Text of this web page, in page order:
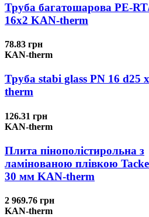
Труба багатошарова PE-
16x2 KAN-therm
78.83 грн
KAN-therm
Труба stabi glass PN 16 d25
therm
126.31 грн
KAN-therm
Плита пінополістирольна з
ламінованою плівкою
30 мм KAN-therm
2 969.76 грн
KAN-therm